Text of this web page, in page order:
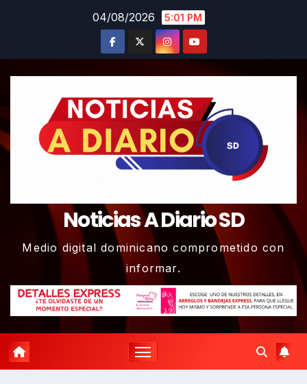
04/08/2026 5:01 PM
Noticias A Diario SD
Medio digital dominicano comprometido con
informar.